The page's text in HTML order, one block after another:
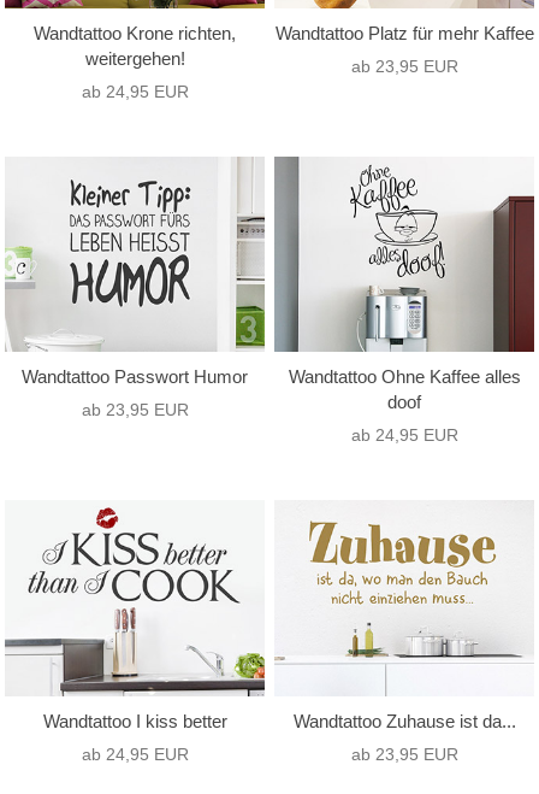
Wandtattoo Krone richten,
weitergehen!
ab 24,95 EUR
Wandtattoo Platz für mehr Kaffee
ab 23,95 EUR
Wandtattoo Passwort Humor
ab 23,95 EUR
Wandtattoo Ohne Kaffee alles
doof
ab 24,95 EUR
Wandtattoo I kiss better
ab 24,95 EUR
Wandtattoo Zuhause ist da...
ab 23,95 EUR